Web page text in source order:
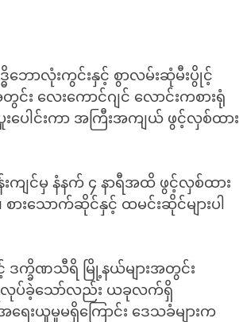
ဓိဘောလုံးကွင်းနှင့် စွာလမ်းဆုံမီးပွိုင့်
း လေးကောင်ဂျင် လောင်းကစားရုံ
ပေါင်းကာ အကြီးအကျယ် ဖွင့်လှစ်ထား
းကျင်မှ နံနက် ၄ နာရီအထိ ဖွင့်လှစ်ထား
ားသောက်ဆိုင်နှင့် ထမင်းဆိုင်များပါ
င့် ဒက္ခိဏသီရိ မြို့နယ်များအတွင်း
းပြုလုပ်ခဲ့သော်လည်း ယခုလက်ရှိ
ေးယူမှုမရှိကြောင်း ‌ဒေသခံများက